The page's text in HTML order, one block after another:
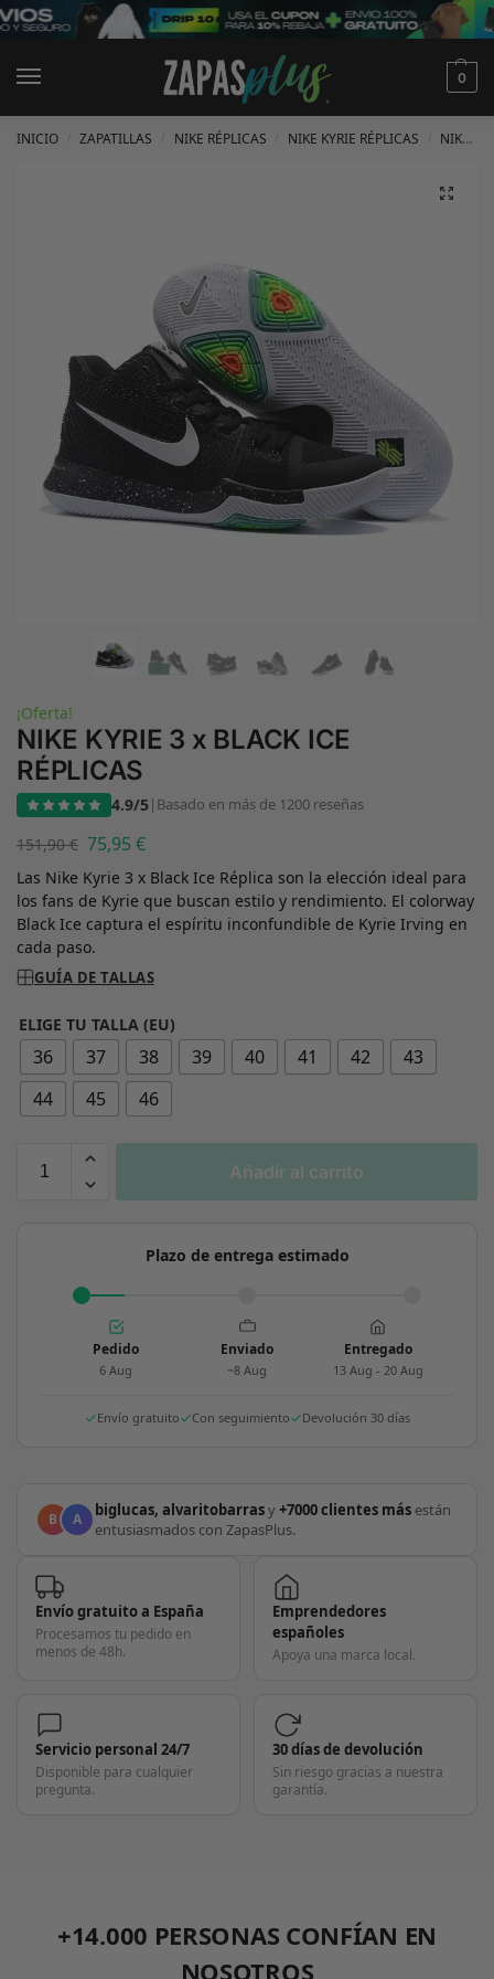
0
INICIO ZAPATILLAS NIKE RÉPLICAS NIKE KYRIE RÉPLICAS NIKE KYRIE 3 RÉPLICAS
¡Oferta!
NIKE KYRIE 3 x BLACK ICE
RÉPLICAS
4.9/5| Basado en más de 1200 reseñas
151,90€ 75,95 €
Las Nike Kyrie 3 x Black Ice Réplica son la elección ideal para
los fans de Kyrie que buscan estilo y rendimiento. El colorway
Black Ice captura el espíritu inconfundible de Kyrie Irving en
cada paso.
GUÍA DE TALLAS
ELIGE TU TALLA (EU)
36 37 38 39 40 41 42
43
44
45 46
Añadir al carrito
Plazo de entrega estimado
Pedido
6 Aug
Enviado
~8 Aug
Entregado
13 Aug - 20 Aug
Envío gratuito Con seguimiento Devolución 30 días
B A biglucas, alvaritobarrasy+7000 clientes más están
entusiasmados con ZapasPlus.
Envío gratuito a España
Procesamos tu pedido en
menos de 48h.
Emprendedores
españoles
Apoya una marca local.
Servicio personal 24/7
Disponible para cualquier
pregunta.
30 días de devolución
Sin riesgo gracias a nuestra
garantía.
+14.000 PERSONAS CONFÍAN EN
NOSOTROS